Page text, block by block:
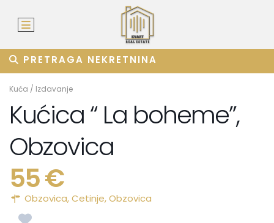
PRETRAGA NEKRETNINA
Kuća / Izdavanje
Kućica “ La boheme”,
Obzovica
55 €
Obzovica,Cetinje,Obzovica